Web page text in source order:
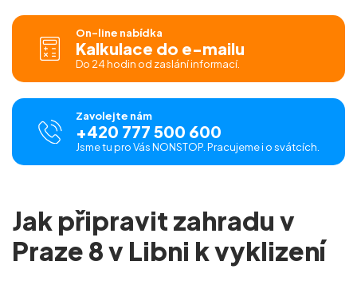
On-line nabídka
Kalkulace do e-mailu
Do 24 hodin od zaslání informací.
Zavolejte nám
+420 777 500 600
Jsme tu pro Vás NONSTOP. Pracujeme i o svátcích.
Jak připravit zahradu v
Praze 8 v Libni k vyklizení